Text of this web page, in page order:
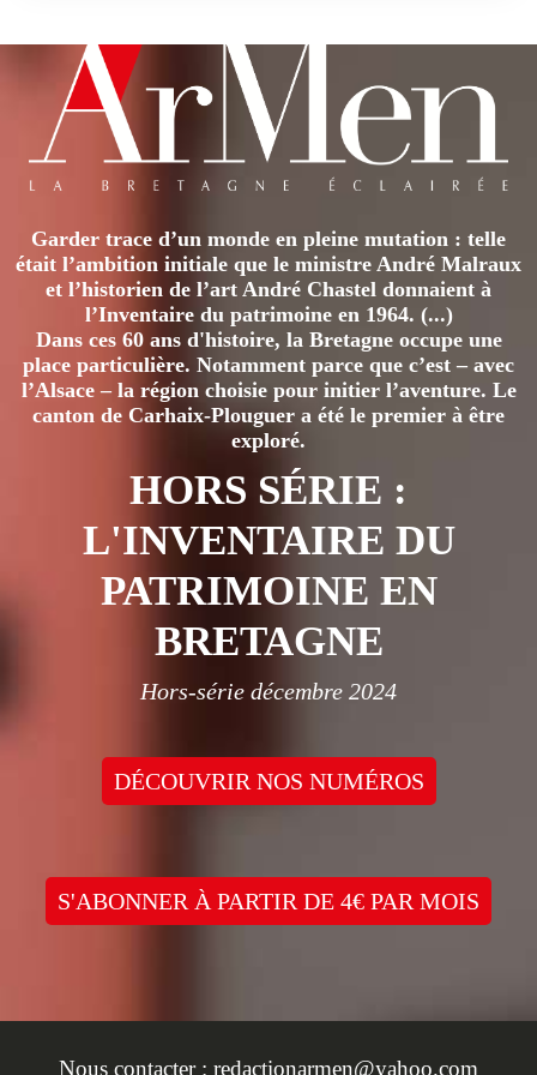
Garder trace d’un monde en pleine mutation : telle
était l’ambition initiale que le ministre André Malraux
et l’historien de l’art André Chastel donnaient à
l’Inventaire du patrimoine en 1964. (...)
Dans ces 60 ans d'histoire, la Bretagne occupe une
place particulière. Notamment parce que c’est – avec
l’Alsace – la région choisie pour initier l’aventure. Le
canton de Carhaix-Plouguer a été le premier à être
exploré.
HORS SÉRIE :
L'INVENTAIRE DU
PATRIMOINE EN
BRETAGNE
Hors-série décembre 2024
DÉCOUVRIR NOS NUMÉROS
S'ABONNER À PARTIR DE 4€ PAR MOIS
Nous contacter : redactionarmen@yahoo.com